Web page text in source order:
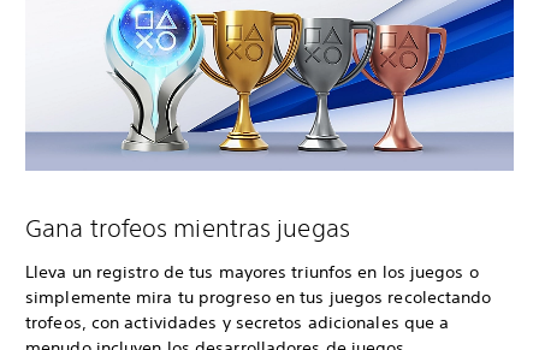
Gana trofeos mientras juegas
Lleva un registro de tus mayores triunfos en los juegos o
simplemente mira tu progreso en tus juegos recolectando
trofeos, con actividades y secretos adicionales que a